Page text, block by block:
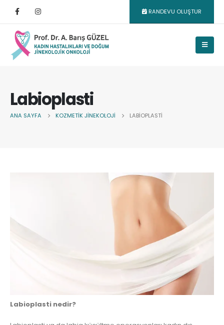
RANDEVU OLUŞTUR
Labioplasti
ANA SAYFA KOZMETIK JINEKOLOJI LABIOPLASTI
Labioplasti nedir?